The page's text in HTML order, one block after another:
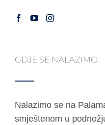
GDJE SE NALAZIMO
Nalazimo se na
smještenom u